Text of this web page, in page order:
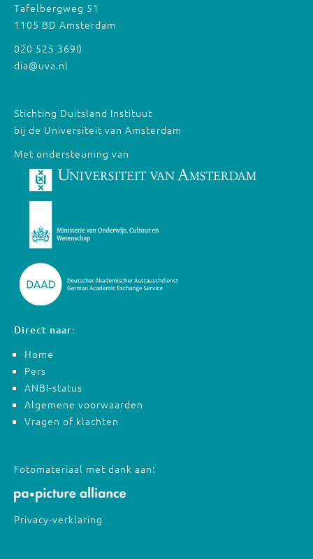
Tafelbergweg 51
1105 BD Amsterdam
020 525 3690
dia@uva.nl
Stichting Duitsland Instituut
bij de Universiteit van Amsterdam
Met ondersteuning van
Direct naar:
Home
Pers
ANBI-status
Algemene voorwaarden
Vragen of klachten
Fotomateriaal met dank aan:
Privacy-verklaring